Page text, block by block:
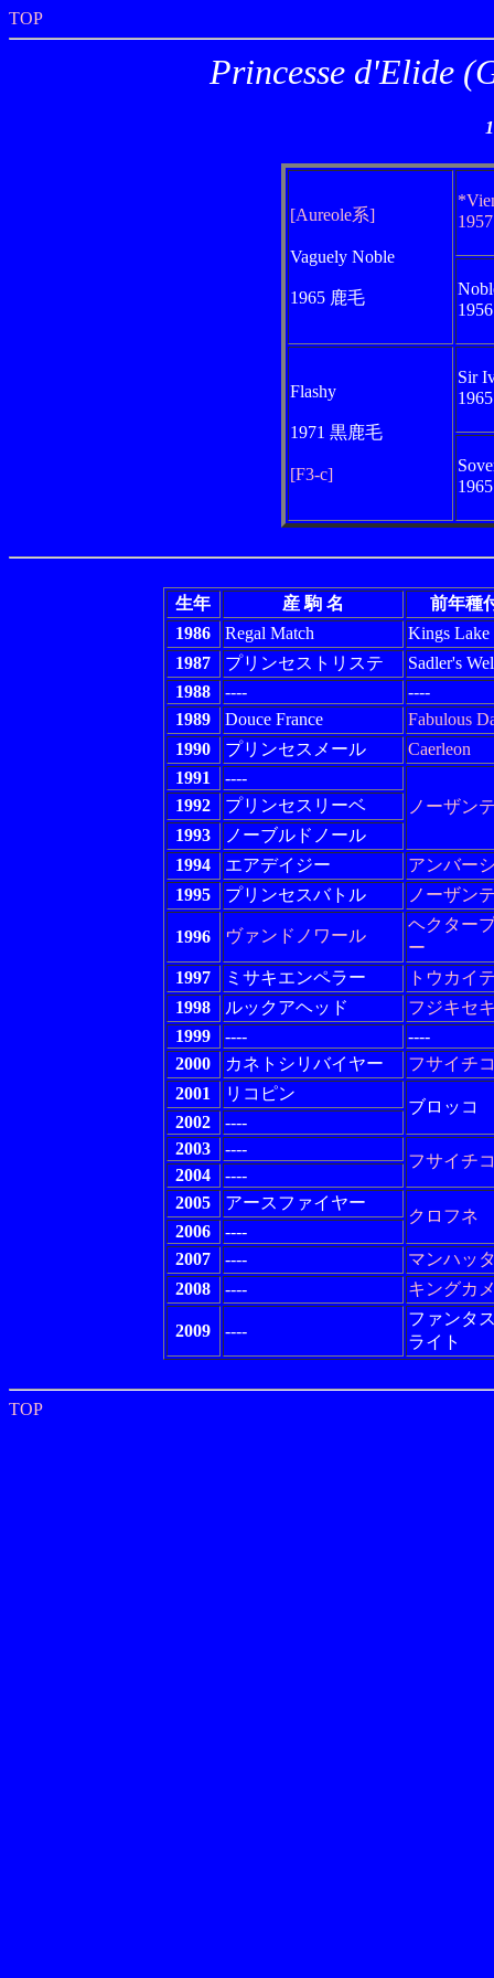
TOP
Princesse d'Elide
[Aureole系]
Vaguely Noble
1965 鹿毛
Flashy
1971 黒鹿毛
[F3-c]
Sir
生年 産 駒 名
前年種
1986
Regal Match
Kings Lake
1987
プリンセストリステ
Sadler's
1988
----
----
1989
Douce France
Fabulous
1990
プリンセスメール
Caerleon
1991
----
ノーザン
1992
プリンセスリーベ
1993
ノーブルドノール
1994
エアデイジー
アンバー
1995
プリンセスバトル ノーザン
1996 ヴァンドノワール
ヘクター
ー
1997
ミサキエンペラー
トウカイ
1998
ルックアヘッド
フジキセ
1999
----
----
2000
カネトシリバイヤー
フサイチ
2001
リコピン
ブロッコ
2002
----
2003
----
フサイチ
2004
----
2005
アースファイヤー
クロフネ
2006
----
2007
----
マンハッ
2008
---- キングカ
2009 ----
ファンタ
ライト
TOP